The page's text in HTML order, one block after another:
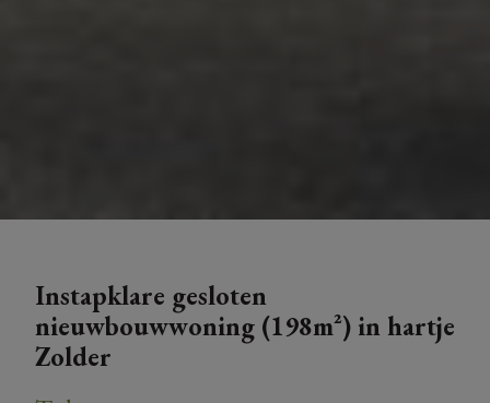
Instapklare gesloten
nieuwbouwwoning (198m²) in hartje
Zolder